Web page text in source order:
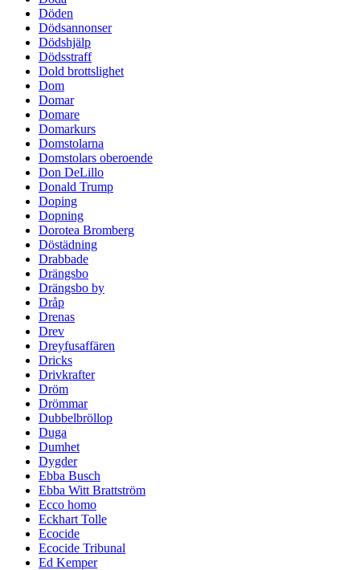
Döden
Dödsannonser
Dödshjälp
Dödsstraff
Dold brottslighet
Dom
Domar
Domare
Domarkurs
Domstolarna
Domstolars oberoende
Don DeLillo
Donald Trump
Doping
Dopning
Dorotea Bromberg
Döstädning
Drabbade
Drängsbo
Drängsbo by
Dråp
Drenas
Drev
Dreyfusaffären
Dricks
Drivkrafter
Dröm
Drömmar
Dubbelbröllop
Duga
Dumhet
Dygder
Ebba Busch
Ebba Witt Brattström
Ecco homo
Eckhart Tolle
Ecocide
Ecocide Tribunal
Ed Kemper